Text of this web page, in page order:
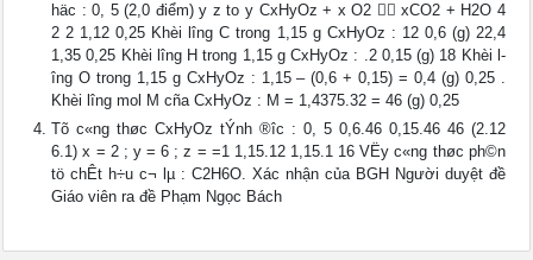
häc : 0, 5 (2,0 điểm) y z to y CxHyOz + x O2  xCO2 + H2O 4
2 2 1,12 0,25 Khèi l­îng C trong 1,15 g CxHyOz : 12 0,6 (g) 22,4
1,35 0,25 Khèi l­îng H trong 1,15 g CxHyOz : .2 0,15 (g) 18 Khèi l­
îng O trong 1,15 g CxHyOz : 1,15 – (0,6 + 0,15) = 0,4 (g) 0,25 .
Khèi l­îng mol M cña CxHyOz : M = 1,4375.32 = 46 (g) 0,25
Tõ c«ng thøc CxHyOz tÝnh ®­îc : 0, 5 0,6.46 0,15.46 46 (2.12
6.1) x = 2 ; y = 6 ; z = =1 1,15.12 1,15.1 16 VËy c«ng thøc ph©n
tö chÊt h÷u c¬ lµ : C2H6O. Xác nhận của BGH Người duyệt đề
Giáo viên ra đề Phạm Ngọc Bách